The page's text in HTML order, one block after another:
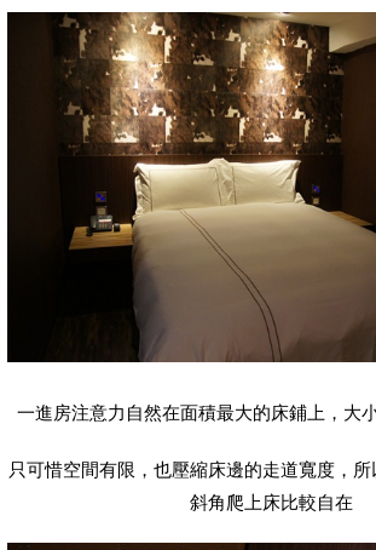
一進房注意力自然在面積最大的床鋪上，大
只可惜空間有限，也壓縮床邊的走道寬度，
斜角爬上床比較自在